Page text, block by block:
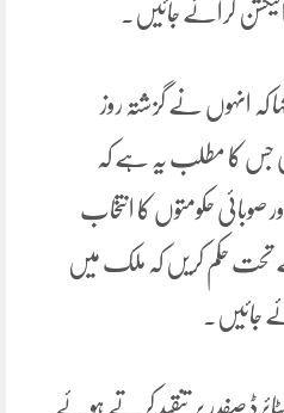
کرائے جائیں۔
کہ انہوں نے گزشتہ روز
جس کا مطلب یہ ہے کہ
صوبائی حکومتوں کا انتخاب
فوج کو آرٹیکل 199 کے تحت حکم کریں کہ ملک میں
جائیں۔
صفدر پر تنقید کرتے ہوئے